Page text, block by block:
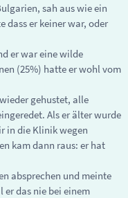
sah aus wie ein
dass er keiner war, oder
er war eine wilde
(25%) hatte er wohl vom
gehustet, alle
Als er älter wurde
in die Klinik wegen
kam dann raus: er hat
absprechen und meinte
er das nie bei einem